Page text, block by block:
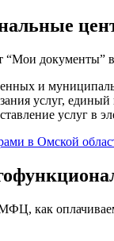
документы”
и
услуг,
услуг в
в Омской
как